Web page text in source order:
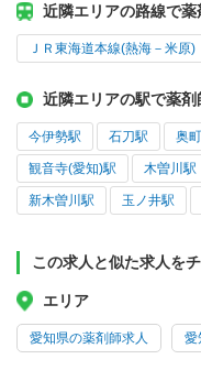
近隣エリアの路線で
ＪＲ東海道本線(熱海－米原)
近隣エリアの駅で薬
今伊勢駅 石刀駅 奥
観音寺(愛知)駅 木曽川駅
新木曽川駅 玉ノ井駅
この求人と似た求人を
エリア
愛知県の薬剤師求人 愛